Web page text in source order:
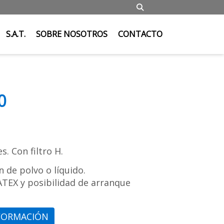
S.A.T. SOBRE NOSOTROS CONTACTO
Con filtro H.
de polvo o líquido.
y posibilidad de arranque